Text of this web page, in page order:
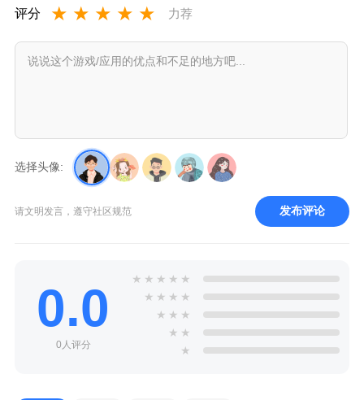
评分 ★ ★ ★ ★ ★ 力荐
选择头像:
请文明发言，遵守社区规范 发布评论
0.0
0人评分
★ ★ ★ ★ ★
★ ★ ★ ★
★ ★ ★
★ ★
★